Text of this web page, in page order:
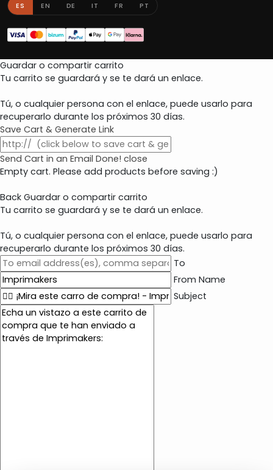
ES EN DE IT FR PT
Guardar o compartir carrito
Tu carrito se guardará y se te dará un enlace.
Tú, o cualquier persona con el enlace, puede usarlo para
recuperarlo durante los próximos 30 días.
Save Cart & Generate Link
Send Cart in an Email Done! close
Empty cart. Please add products before saving :)
Back Guardar o compartir carrito
Tu carrito se guardará y se te dará un enlace.
Tú, o cualquier persona con el enlace, puede usarlo para
recuperarlo durante los próximos 30 días.
To
From Name
Subject
E
m
a